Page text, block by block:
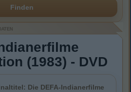
Finden
(1983) - DVD
Die DEFA-Indianerfilme